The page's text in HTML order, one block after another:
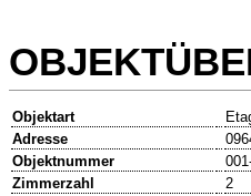
Objektart
Adresse
Objektnummer
Zimmerzahl
2